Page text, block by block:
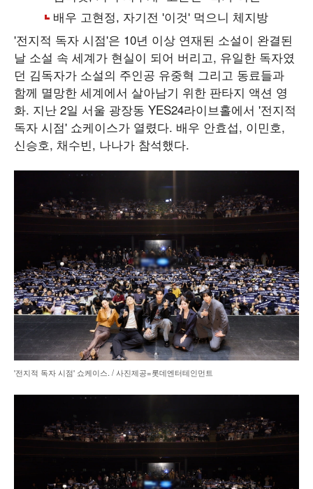
'전지적 독자 시점'은 10년 이상 연재된 소설이 완결된
날 소설 속 세계가 현실이 되어 버리고, 유일한 독자였
던 김독자가 소설의 주인공 유중혁 그리고 동료들과
함께 멸망한 세계에서 살아남기 위한 판타지 액션 영
화. 지난 2일 서울 광장동 YES24라이브홀에서 '전지적
독자 시점' 쇼케이스가 열렸다. 배우 안효섭, 이민호,
신승호, 채수빈, 나나가 참석했다.
'전지적 독자 시점' 쇼케이스. / 사진제공=롯데엔터테인먼트